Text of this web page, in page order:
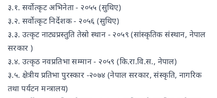
३.१. सर्वोत्कृट अभिनेता - २०५५ (सुथिए)
३.२. सर्वोत्कृट निर्देशक - २०५६ (सुथिए)
३.३. उत्कृट नाट्यप्रस्तुति तेस्रो स्थान - २०५९ (सांस्कृतिक संस्थान, नेपाल
सरकार )
३.४. उत्कृठ नवप्रतिभा सम्मान - २०५९ (कि.रा.वि.स., नेपाल)
३.५. क्षेत्रीय प्रतिभा पुरस्कार -२०७४ (नेपाल सरकार, संस्कृति, नागरिक
तथा पर्यटन मन्त्रालय)